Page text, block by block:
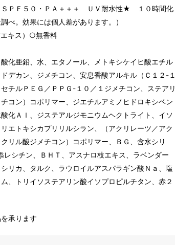
ＳＰＦ５０・ＰＡ＋＋＋ ＵＶ耐水性★ １０時間化
べ。効果には個人差があります。）
キス）○無香料
化亜鉛、水、エタノール、メトキシケイヒ酸エチル
デカン、ジメチコン、安息香酸アルキル（Ｃ１２-１
チルＰＥＧ／ＰＰＧ-１０／１ジメチコン、ステアリ
コン）コポリマー、ジエチルアミノヒドロキシベン
化Ａｌ、ジステアルジモニウムヘクトライト、イソ
エトキシカプリリルシラン、（アクリレーツ／アク
リル酸ジメチコン）コポリマー、ＢＧ、含水シリ
レシチン、ＢＨＴ、アスナロ枝エキス、ラベンダー
リカ、タルク、ラウロイルアスパラギン酸Ｎａ、塩
、トリイソステアリン酸イソプロピルチタン、赤２
承ります